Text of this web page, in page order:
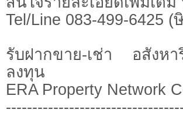
Tel/Line 083-499-6425
รับฝากขาย-เช่า อสังห
ลงทุน
ERA Property Network